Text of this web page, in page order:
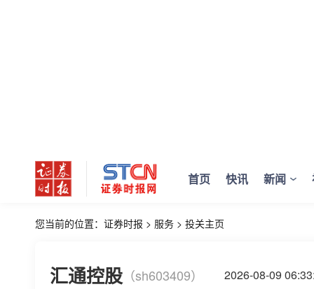
首页 快讯 新闻
您当前的位置： 证券时报 > 服务 > 投关主页
汇通控股 （sh603409） 2026-08-09